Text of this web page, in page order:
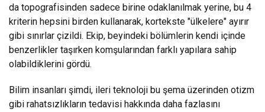
da topografisinden sadece birine odaklanılmak yerine, bu 4
kriterin hepsini birden kullanarak, kortekste "ülkelere" ayırır
gibi sınırlar çizildi. Ekip, beyindeki bölümlerin kendi içinde
benzerlikler taşırken komşularından farklı yapılara sahip
olabildiklerini gördü.
Bilim insanları şimdi, ileri teknoloji bu şema üzerinden otizm
gibi rahatsızlıkların tedavisi hakkında daha fazlasını